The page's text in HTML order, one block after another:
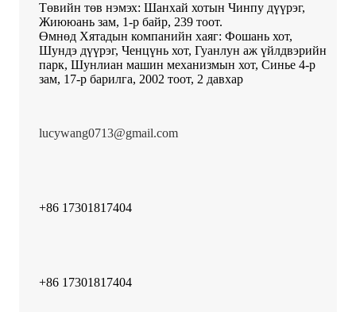
Төвийн төв нэмэх: Шанхай хотын Чинпу дүүрэг,
Жиююань зам, 1-р байр, 239 тоот.
Өмнөд Хятадын компанийн хаяг: Фошань хот,
Шундэ дүүрэг, Ченцүнь хот, Гуанлун аж үйлдвэрийн
парк, Шунлиан машин механизмын хот, Синье 4-р
зам, 17-р барилга, 2002 тоот, 2 давхар
lucywang0713@gmail.com
+86 17301817404
+86 17301817404